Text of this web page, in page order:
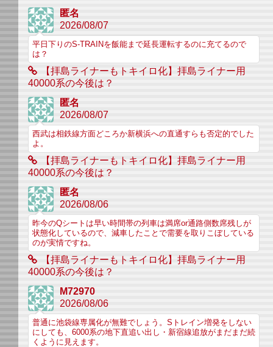
匿名
2026/08/07
平日下りのS-TRAINを飯能まで延長運転するのに充てるので
は？
【拝島ライナーもトキイロ化】拝島ライナー用
40000系の今後は？
匿名
2026/08/07
西武は相鉄線方面どころか新横浜への直通すらも否定的でした
よ。
【拝島ライナーもトキイロ化】拝島ライナー用
40000系の今後は？
匿名
2026/08/06
昨今のQシートは早い時間帯の列車は満席or通路側数席残しが
状態化しているので、減車したことで需要を取りこぼしている
のが実情ですね。
【拝島ライナーもトキイロ化】拝島ライナー用
40000系の今後は？
M72970
2026/08/06
普通に池袋線専属化が無難でしょう。Sトレイン増発をしない
にしても、6000系の地下直追い出し・新宿線追放がまだまだ続
くように見えます。